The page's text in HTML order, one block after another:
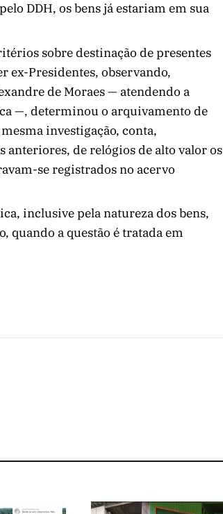
DDH, os bens já estariam em sua
sobre destinação de presentes
ex-Presidentes, observando,
de Moraes — atendendo a
—, determinou o arquivamento de
investigação, conta,
de relógios de alto valor os
se registrados no acervo
inclusive pela natureza dos bens,
quando a questão é tratada em